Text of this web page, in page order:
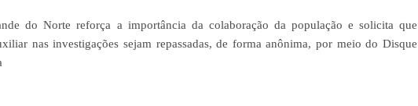
do Norte reforça a importância da colaboração da população e solicita que
nas investigações sejam repassadas, de forma anônima, por meio do Disque